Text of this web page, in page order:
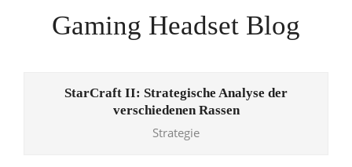
Gaming Headset Blog
StarCraft II: Strategische Analyse der
verschiedenen Rassen
Strategie